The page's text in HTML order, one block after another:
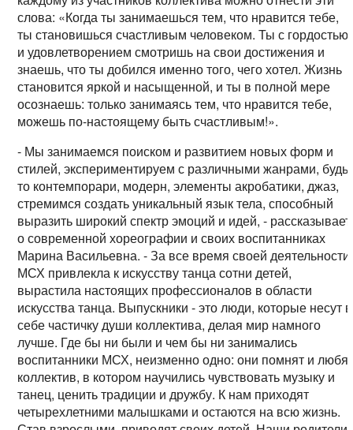
слова: «Когда ты занимаешься тем, что нравится тебе,
ты становишься счастливым человеком. Ты с гордостью
и удовлетворением смотришь на свои достижения и
знаешь, что ты добился именно того, чего хотел. Жизнь
становится яркой и насыщенной, и ты в полной мере
осознаешь: только занимаясь тем, что нравится тебе,
можешь по-настоящему быть счастливым!».
- Мы занимаемся поиском и развитием новых форм и
стилей, экспериментируем с различными жанрами, будь
то контемпорари, модерн, элементы акробатики, джаз,
стремимся создать уникальный язык тела, способный
выразить широкий спектр эмоций и идей, - рассказывает
о современной хореографии и своих воспитанниках
Марина Васильевна. - За все время своей деятельности
МСХ привлекла к искусству танца сотни детей,
вырастила настоящих профессионалов в области
искусства танца. Выпускники - это люди, которые несут в
себе частичку души коллектива, делая мир намного
лучше. Где бы ни были и чем бы ни занимались
воспитанники МСХ, неизменно одно: они помнят и
коллектив, в котором научились чувствовать музыку и
танец, ценить традиции и дружбу. К нам приходят
четырехлетними малышками и остаются на всю жизнь.